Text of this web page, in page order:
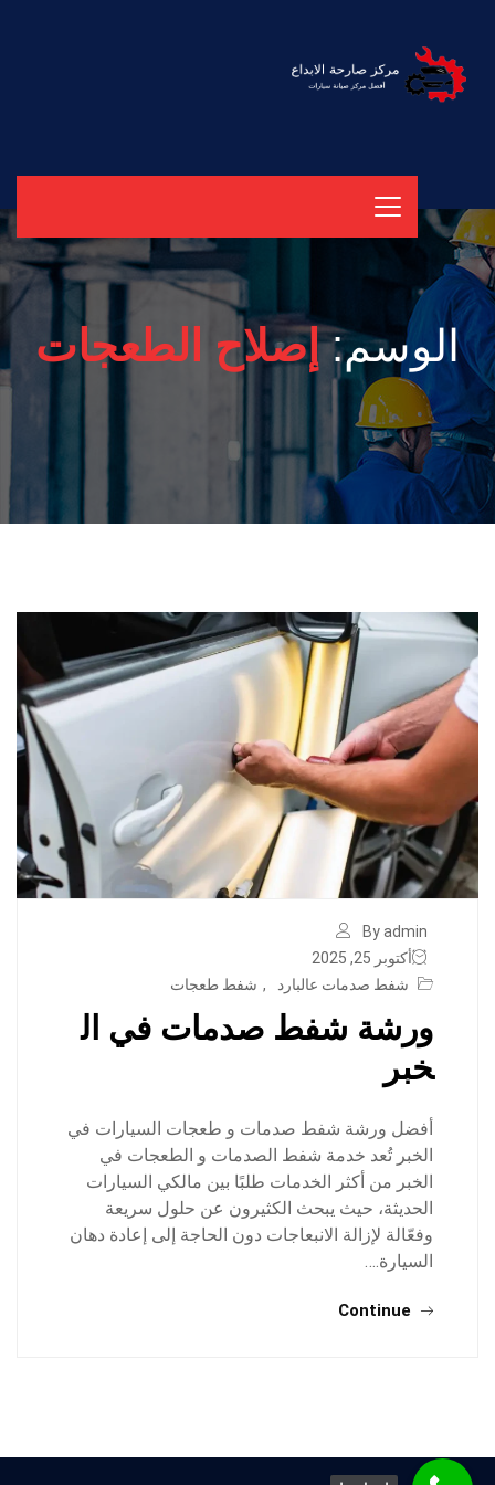
الوسم:إصلاح الطعجات
By admin
أكتوبر 25, 2025
شفط صدمات عالبارد
, شفط طعجات
ورشة شفط صدمات في ال
خبر
أفضل ورشة شفط صدمات و طعجات السيارات في
الخبر تُعد خدمة شفط الصدمات و الطعجات في
الخبر من أكثر الخدمات طلبًا بين مالكي السيارات
الحديثة، حيث يبحث الكثيرون عن حلول سريعة
وفعّالة لإزالة الانبعاجات دون الحاجة إلى إعادة دهان
السيارة.…
Continue